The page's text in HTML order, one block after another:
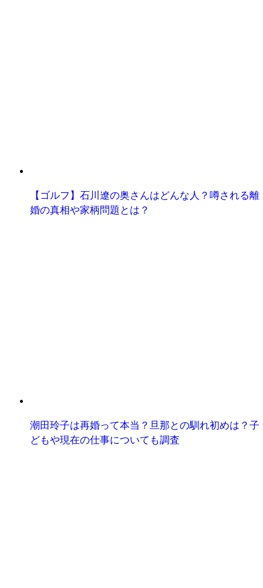
【ゴルフ】石川遼の奥さんはどんな人？噂される離
婚の真相や家柄問題とは？
潮田玲子は再婚って本当？旦那との馴れ初めは？子
どもや現在の仕事についても調査